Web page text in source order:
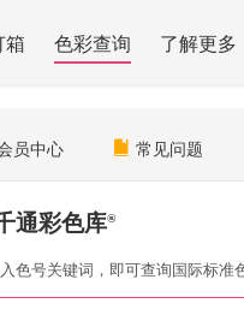
箱 色彩查询 了解更多
员中心 常见问题
通彩色库®
色号关键词，即可查询国际标准